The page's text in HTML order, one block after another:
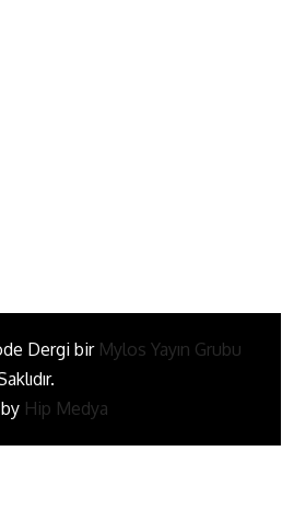
Dergi bir Mylos Yayın Grubu
Hip Medya